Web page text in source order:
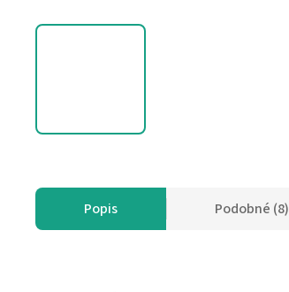
Popis Podobné (8)